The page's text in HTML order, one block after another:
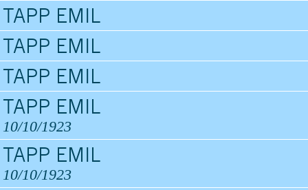
TAPP EMIL
TAPP EMIL
TAPP EMIL
TAPP EMIL
10/10/1923
TAPP EMIL
10/10/1923